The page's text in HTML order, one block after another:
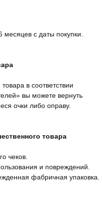
с даты покупки.
в соответствии
вы можете вернуть
очки либо оправу.
товара
чеков.
и повреждений.
фабричная упаковка.